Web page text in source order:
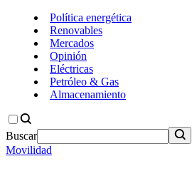
Política energética
Renovables
Mercados
Opinión
Eléctricas
Petróleo & Gas
Almacenamiento
Buscar
Movilidad